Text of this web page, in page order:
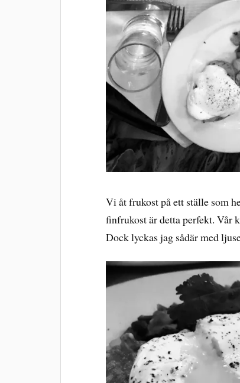
Vi åt frukost på ett ställe som
finfrukost är detta perfekt. Vår
Dock lyckas jag sådär med